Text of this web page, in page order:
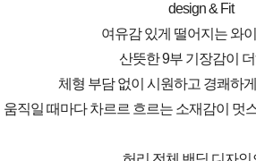
design & Fit
여유감 있게 떨어지는 와
산뜻한 9부 기장감이
체형 부담 없이 시원하고 경쾌하
움직일 때마다 차르르 흐르는 소재감이 멋